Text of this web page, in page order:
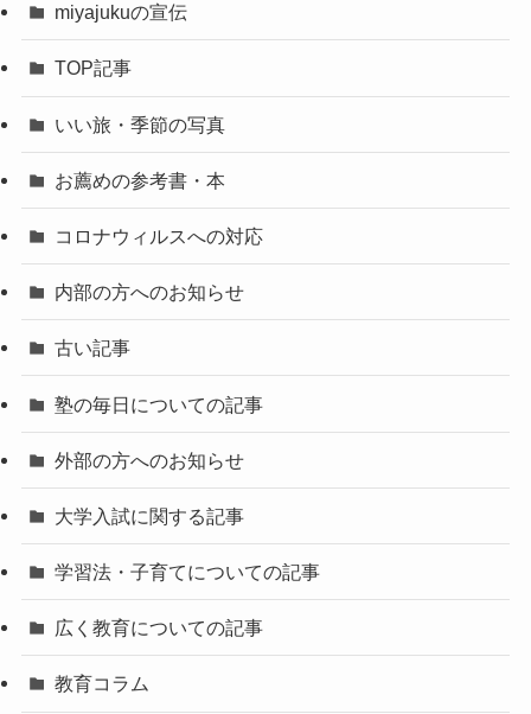
miyajukuの宣伝
TOP記事
いい旅・季節の写真
お薦めの参考書・本
コロナウィルスへの対応
内部の方へのお知らせ
古い記事
塾の毎日についての記事
外部の方へのお知らせ
大学入試に関する記事
学習法・子育てについての記事
広く教育についての記事
教育コラム